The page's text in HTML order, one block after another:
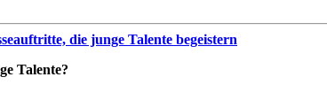
die junge Talente begeistern
Talente?